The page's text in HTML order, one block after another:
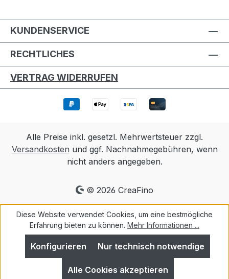
KUNDENSERVICE
RECHTLICHES
VERTRAG WIDERRUFEN
Alle Preise inkl. gesetzl. Mehrwertsteuer zzgl.
Versandkosten und ggf. Nachnahmegebühren, wenn
nicht anders angegeben.
© 2026 CreaFino
Diese Website verwendet Cookies, um eine bestmögliche
Erfahrung bieten zu können. Mehr Informationen ...
Nur technisch notwendige
Konfigurieren
Alle Cookies akzeptieren